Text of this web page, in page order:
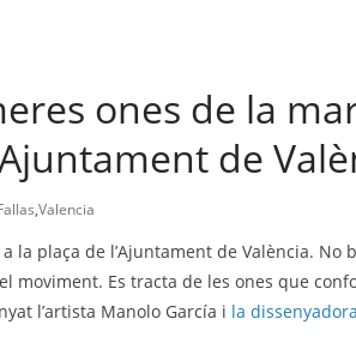
ones de la
de
,Valencia
plaça de l’Ajuntament de València. No
moviment. Es tracta de les ones que
l’artista Manolo García i la